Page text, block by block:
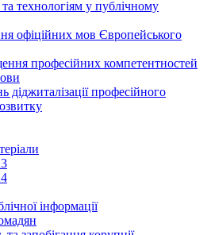
технологіям у публічному
офіційних мов Європейського
професійних компетентностей
діджиталізації професійного
інформації